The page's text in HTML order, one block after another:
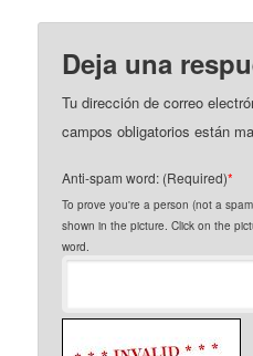
Deja una
Tu dirección de correo
campos obligatorios están
Anti-spam word: (Required)*
To prove you're a person (not a
shown in the picture. Click on the
word.